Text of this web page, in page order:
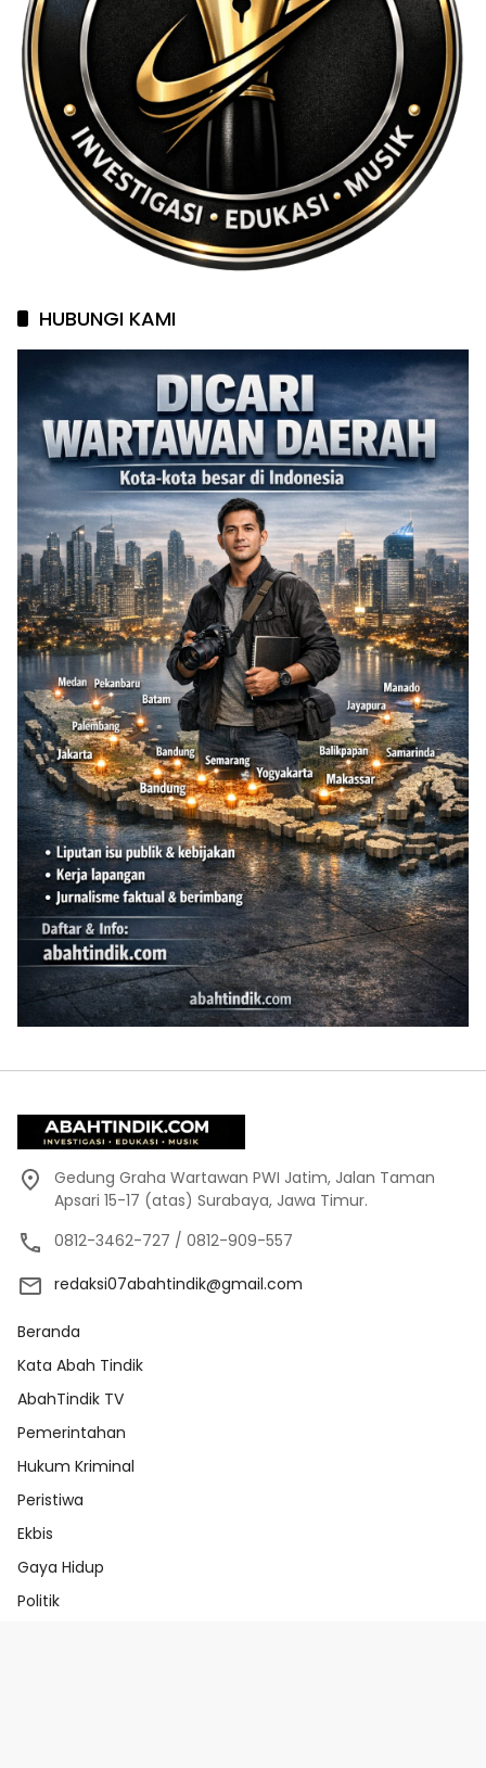
HUBUNGI KAMI
Gedung Graha Wartawan PWI Jatim, Jalan Taman
Apsari 15-17 (atas) Surabaya, Jawa Timur.
0812-3462-727 / 0812-909-557
redaksi07abahtindik@gmail.com
Beranda
Kata Abah Tindik
AbahTindik TV
Pemerintahan
Hukum Kriminal
Peristiwa
Ekbis
Gaya Hidup
Politik